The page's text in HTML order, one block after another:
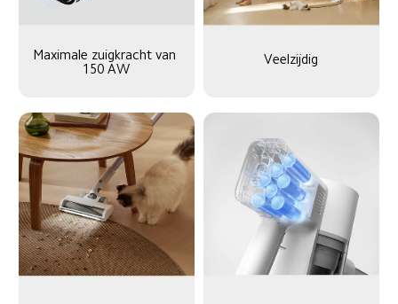
Maximale zuigkracht van
150 AW
Veelzijdig